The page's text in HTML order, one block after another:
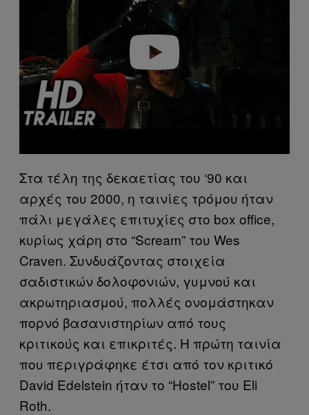
Στα τέλη της δεκαετίας του ‘90 και
αρχές του 2000, η ταινίες τρόμου ήταν
πάλι μεγάλες επιτυχίες στο box office,
κυρίως χάρη στο “Scream” του Wes
Craven. Συνδυάζοντας στοιχεία
σαδιστικών δολοφονιών, γυμνού και
ακρωτηριασμού, πολλές ονομάστηκαν
πορνό βασανιστηρίων από τους
κριτικούς και επικριτές. Η πρώτη ταινία
που περιγράφηκε έτσι από τον κριτικό
David Edelstein ήταν το “Hostel” του Eli
Roth.